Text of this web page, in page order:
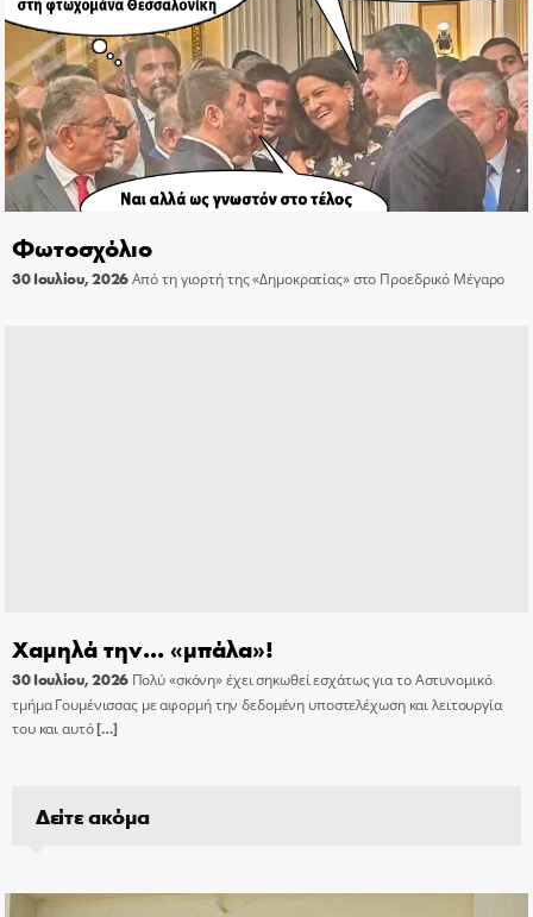
Φωτοσχόλιο
30 Ιουλίου, 2026Από τη γιορτή της «Δημοκρατίας» στο Προεδρικό Μέγαρο
Χαμηλά την… «μπάλα»!
30 Ιουλίου, 2026 Πολύ «σκόνη» έχει σηκωθεί εσχάτως για το Αστυνομικό
τμήμα Γουμένισσας με αφορμή την δεδομένη υποστελέχωση και λειτουργία
του και αυτό[…]
Δείτε ακόμα